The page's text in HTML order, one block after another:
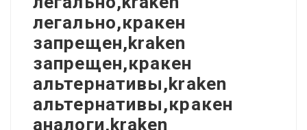
легально,кракен
запрещен,kraken
запрещен,кракен
альтернативы,kraken
альтернативы,кракен
аналоги,kraken